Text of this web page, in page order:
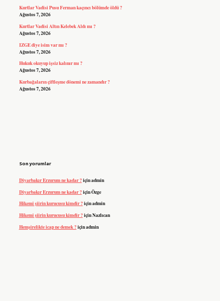
Kurtlar Vadisi Pusu Ferman kaçıncı bölümde öldü ?
Ağustos 7, 2026
Kurtlar Vadisi Altın Kelebek Aldı mı ?
Ağustos 7, 2026
IZGE diye isim var mı ?
Ağustos 7, 2026
Hukuk okuyup işsiz kalınır mı ?
Ağustos 7, 2026
Kurbağaların çiftleşme dönemi ne zamandır ?
Ağustos 7, 2026
Son yorumlar
Diyarbakır Erzurum ne kadar ?içinadmin
Diyarbakır Erzurum ne kadar ?içinÖzge
Hikemi şiirin kurucusu kimdir ?içinadmin
Hikemi şiirin kurucusu kimdir ?içinNazlıcan
Hemşirelikte icap ne demek ?içinadmin